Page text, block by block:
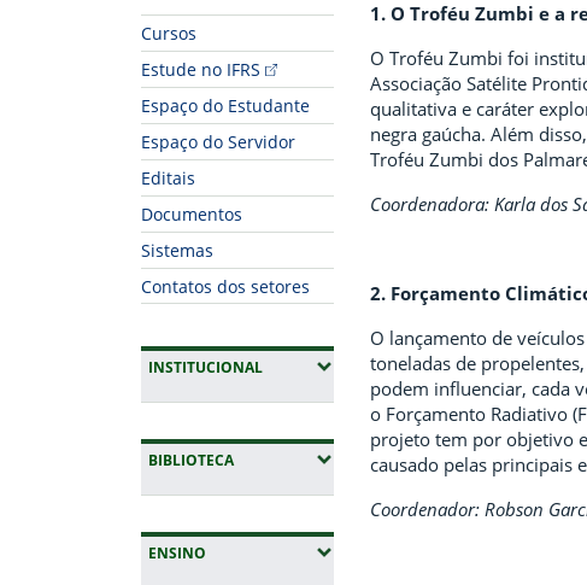
Cursos
Estude no IFRS
Espaço do Estudante
Espaço do Servidor
Editais
Documentos
Sistemas
Contatos dos setores
INSTITUCIONAL(EXPANDIR SUBMENUS)
BIBLIOTECA(EXPANDIR SUBMENUS)
ENSINO (EXPANDIR SUBMENUS)
1. O Troféu Zumbi e a
O Troféu Zumbi foi
Associação Satélite
qualitativa e caráter
negra gaúcha. Além
Troféu Zumbi dos
Coordenadora: Karla dos
2. Forçamento
O lançamento de
toneladas de
podem influenciar, cada
o Forçamento Radiativo
projeto tem por objetivo
causado pelas principais
Coordenador: Robson